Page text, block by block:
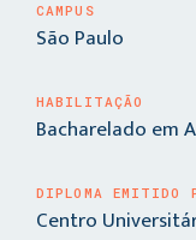
CAMPUS
São Paulo
HABILITAÇÃO
Bacharelado em
DIPLOMA EMITIDO
Centro